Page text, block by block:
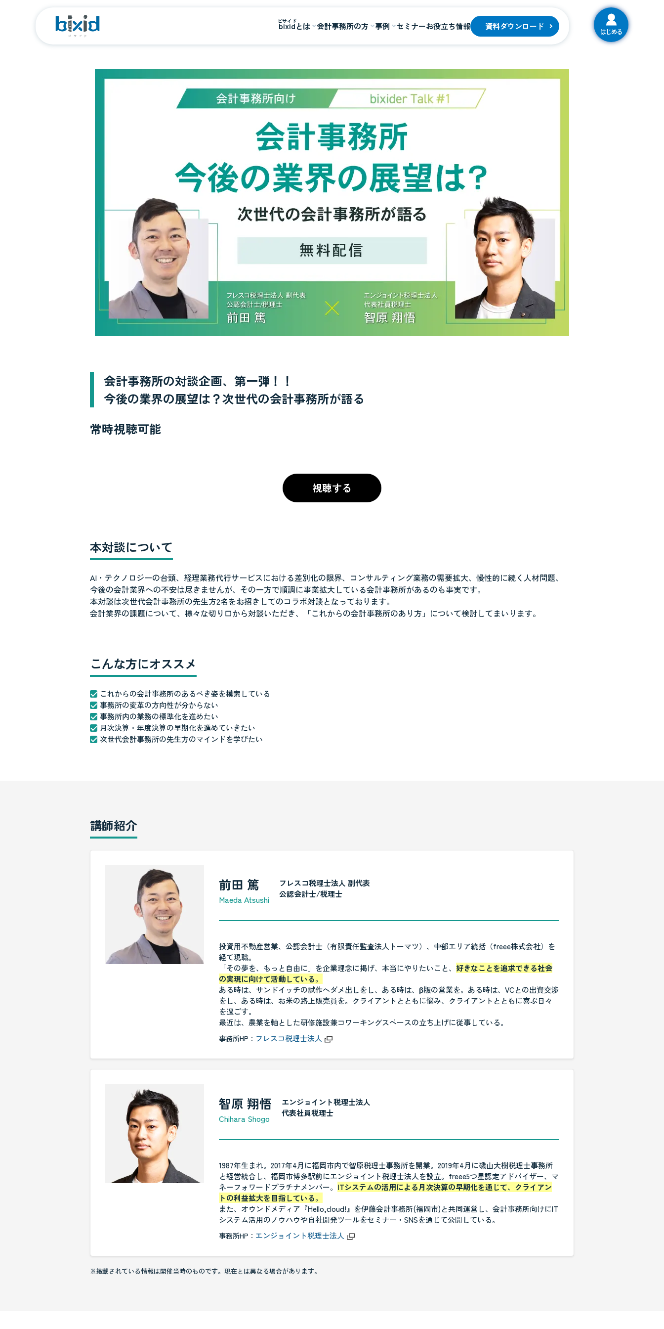
bixidとは 会計事務所の方 事例 セミナーお役立ち情報 資料ダウンロード
はじめる
会計事務所の対談企画、第一弾！！
今後の業界の展望は？次世代の会計事務所が語る
常時視聴可能
視聴する
本対談について
AI・テクノロジーの台頭、経理業務代行サービスにおける差別化の限界、コンサルティング業務の需要拡大、慢性的に続く人材問題、
今後の会計業界への不安は尽きませんが、その一方で順調に事業拡大している会計事務所があるのも事実です。
本対談は次世代会計事務所の先生方2名をお招きしてのコラボ対談となっております。
会計業界の課題について、様々な切り口から対談いただき、「これからの会計事務所のあり方」について検討してまいります。
こんな方にオススメ
これからの会計事務所のあるべき姿を模索している
事務所の変革の方向性が分からない
事務所内の業務の標準化を進めたい
月次決算・年度決算の早期化を進めていきたい
次世代会計事務所の先生方のマインドを学びたい
講師紹介
前田 篤
Maeda Atsushi
フレスコ税理士法人 副代表
公認会計士/税理士
投資用不動産営業、公認会計士（有限責任監査法人トーマツ）、中部エリア統括（freee株式会社）を
経て現職。
「その夢を、もっと自由に」を企業理念に掲げ、本当にやりたいこと、 好きなことを追求できる社会
の実現に向けて活動している。
ある時は、サンドイッチの試作へダメ出しをし、ある時は、β版の営業を。ある時は、VCとの出資交渉
をし、ある時は、お米の路上販売員を。クライアントとともに悩み、クライアントとともに喜ぶ日々
を過ごす。
最近は、農業を軸とした研修施設兼コワーキングスペースの立ち上げに従事している。
事務所HP： フレスコ税理士法人
智原 翔悟
Chihara Shogo
エンジョイント税理士法人
代表社員税理士
1987年生まれ。2017年4月に福岡市内で智原税理士事務所を開業。2019年4月に磯山大樹税理士事務所
と経営統合し、福岡市博多駅前にエンジョイント税理士法人を設立。freee5つ星認定アドバイザー、マ
ネーフォワードプラチナメンバー。 ITシステムの活用による月次決算の早期化を通じて、クライアン
トの利益拡大を目指している。
また、オウンドメディア『Hello,cloud!』を伊藤会計事務所(福岡市)と共同運営し、会計事務所向けにIT
システム活用のノウハウや自社開発ツールをセミナー・SNSを通じて公開している。
事務所HP： エンジョイント税理士法人
※掲載されている情報は開催当時のものです。現在とは異なる場合があります。